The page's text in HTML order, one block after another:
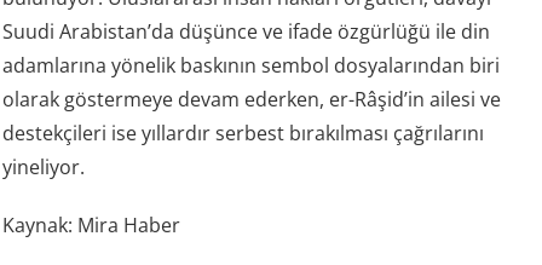
Suudi Arabistan’da düşünce ve ifade özgürlüğü ile din
adamlarına yönelik baskının sembol dosyalarından biri
olarak göstermeye devam ederken, er-Râşid’in ailesi ve
destekçileri ise yıllardır serbest bırakılması çağrılarını
yineliyor.
Kaynak: Mira Haber